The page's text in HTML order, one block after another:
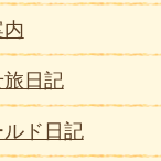
日記
ド日記